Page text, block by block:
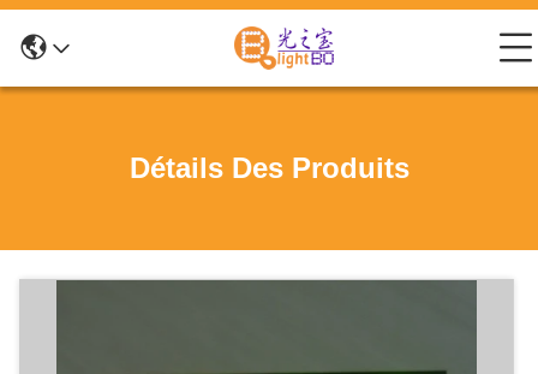
Détails Des Produits